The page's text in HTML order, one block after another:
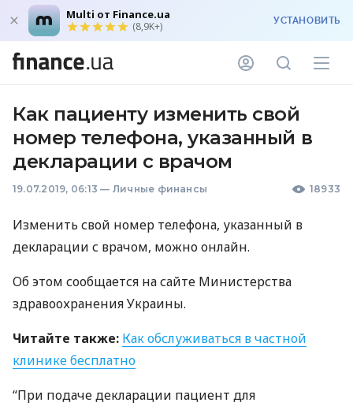
Multi от Finance.ua
(8,9K+) УСТАНОВИТЬ
Как пациенту изменить свой
номер телефона, указанный в
декларации с врачом
19.07.2019, 06:13 — Личные финансы 18933
Изменить свой номер телефона, указанный в
декларации с врачом, можно онлайн.
Об этом сообщается на сайте Министерства
здравоохранения Украины.
Читайте также: Как обслуживаться в частной
клинике бесплатно
“При подаче декларации пациент для